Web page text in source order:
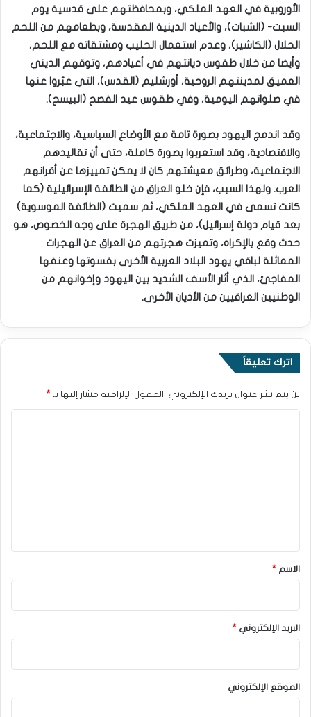
الأوروبية في العهد الملكي، وبمحافظتهم على قدسية يوم
السبت- (الشبات)، والأعياد الدينية المقدسة، وبطعامهم من اللحم
الحلال (الكاشير)، وعدم استعمال الحليب ومشتقاته مع اللحم،
وأيضا من خلال طقوس ديانتهم في أعيادهم، وتوقهم الديني
العميق لمدينتهم الروحية، أورشليم (القدس)، التي عبّروا عنها
في صلواتهم اليومية، وفي طقوس عيد الفصح (البيسح).
وقد اندمج اليهود بصورة تامة مع الأوضاع السياسية، والاجتماعية،
والاقتصادية، وقد استعربوا بصورة كاملة، حتى أن تقاليدهم
الاجتماعية، وطرائق معيشتهم كان لا يمكن تمييزها عن أقرانهم
العرب. ولهذا السبب، فإن خلو العراق من الطائفة الإسرائيلية (كما
كانت تسمى في العهد الملكي، ثم سميت (الطائفة الموسوية)
بعد قيام دولة إسرائيل)، من طريق الهجرة على وجه الخصوص، هو
حدث وقع بالإكراه، وتميزت هجرتهم من العراق عن الهجرات
المماثلة لباقي يهود البلاد العربية الأخرى بقسوتها وعنفها
المفاجئ، الذي أثار الأسف الشديد بين اليهود وإخوانهم من
الوطنيين العراقيين من الأديان الأخرى.
اترك تعليقاً
لن يتم نشر عنوان بريدك الإلكتروني. الحقول الإلزامية مشار إليها بـ *
*
الاسم *
البريد الإلكتروني *
الموقع الإلكتروني